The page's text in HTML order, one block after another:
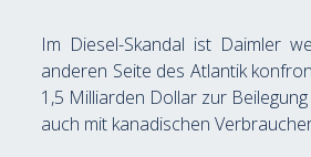
Im Diesel-Skandal ist Daimler
anderen Seite des Atlantik
1,5 Milliarden Dollar zur
auch mit kanadischen